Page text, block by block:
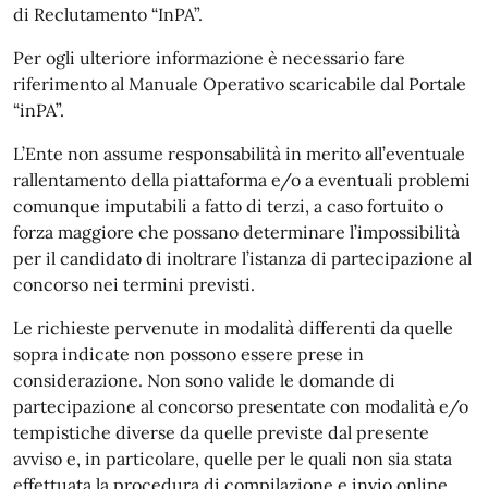
di Reclutamento “InPA”.
Per ogli ulteriore informazione è necessario fare
riferimento al Manuale Operativo scaricabile dal Portale
“inPA”.
L’Ente non assume responsabilità in merito all’eventuale
rallentamento della piattaforma e/o a eventuali problemi
comunque imputabili a fatto di terzi, a caso fortuito o
forza maggiore che possano determinare l’impossibilità
per il candidato di inoltrare l’istanza di partecipazione al
concorso nei termini previsti.
Le richieste pervenute in modalità differenti da quelle
sopra indicate non possono essere prese in
considerazione. Non sono valide le domande di
partecipazione al concorso presentate con modalità e/o
tempistiche diverse da quelle previste dal presente
avviso e, in particolare, quelle per le quali non sia stata
effettuata la procedura di compilazione e invio online.